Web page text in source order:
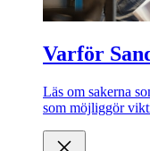
Varför
Läs om sakerna
som möjliggör